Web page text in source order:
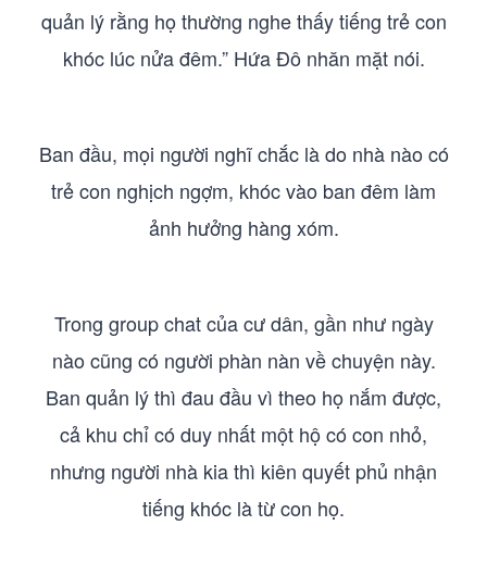
quản lý rằng họ thường nghe thấy tiếng trẻ con
khóc lúc nửa đêm.” Hứa Đô nhăn mặt nói.
Ban đầu, mọi người nghĩ chắc là do nhà nào có
trẻ con nghịch ngợm, khóc vào ban đêm làm
ảnh hưởng hàng xóm.
Trong group chat của cư dân, gần như ngày
nào cũng có người phàn nàn về chuyện này.
Ban quản lý thì đau đầu vì theo họ nắm được,
cả khu chỉ có duy nhất một hộ có con nhỏ,
nhưng người nhà kia thì kiên quyết phủ nhận
tiếng khóc là từ con họ.